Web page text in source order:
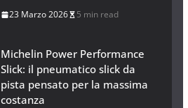
23 Marzo 2026 5 min read
Michelin Power Performance
Slick: il pneumatico slick da
pista pensato per la massima
costanza